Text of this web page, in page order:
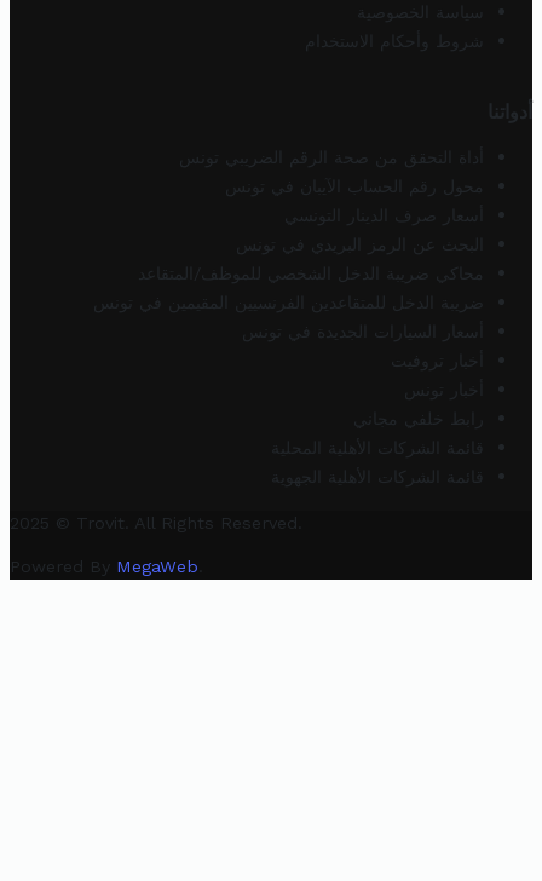
سياسة الخصوصية
شروط وأحكام الاستخدام
أدواتنا
أداة التحقق من صحة الرقم الضريبي تونس
محول رقم الحساب الآيبان في تونس
أسعار صرف الدينار التونسي
البحث عن الرمز البريدي في تونس
محاكي ضريبة الدخل الشخصي للموظف/المتقاعد
ضريبة الدخل للمتقاعدين الفرنسيين المقيمين في تونس
أسعار السيارات الجديدة في تونس
أخبار تروفيت
أخبار تونس
رابط خلفي مجاني
قائمة الشركات الأهلية المحلية
قائمة الشركات الأهلية الجهوية
2025 © Trovit. All Rights Reserved.
Powered By MegaWeb